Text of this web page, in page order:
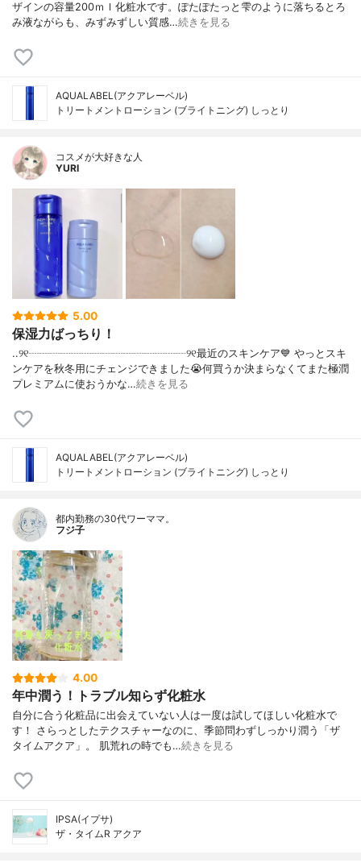
ザインの容量200ｍｌ化粧水です。ぽたぽたっと雫のように落ちるとろ
み液ながらも、みずみずしい質感…続きを見る
AQUALABEL(アクアレーベル)
トリートメントローション (ブライトニング) しっとり
コスメが大好きな人
YURI
5.00
保湿力ばっちり！
..୨୧┈┈┈┈┈┈┈┈┈┈┈┈┈┈┈୨୧最近のスキンケア💙 やっとスキ
ンケアを秋冬用にチェンジできました😭何買うか決まらなくてまた極潤
プレミアムに使おうかな…続きを見る
AQUALABEL(アクアレーベル)
トリートメントローション (ブライトニング) しっとり
都内勤務の30代ワーママ。
フジ子
4.00
年中潤う！トラブル知らず化粧水
自分に合う化粧品に出会えていない人は一度は試してほしい化粧水で
す！ さらっとしたテクスチャーなのに、季節問わずしっかり潤う「ザ
タイムアクア」。 肌荒れの時でも…続きを見る
IPSA(イプサ)
ザ・タイムR アクア